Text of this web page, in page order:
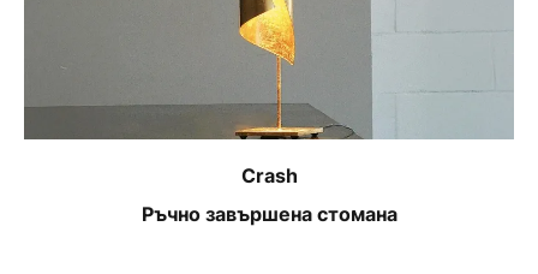
Crash
Ръчно завършена стомана